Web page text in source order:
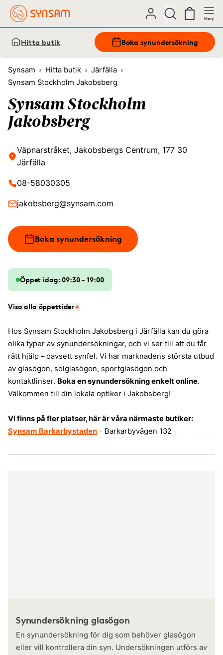
Meny
Hitta butik Boka synundersökning
Synsam Hitta butik
Järfälla
Synsam Stockholm Jakobsberg
Synsam Stockholm
Jakobsberg
Väpnarstråket, Jakobsbergs Centrum, 177 30
Järfälla
08-58030305
jakobsberg@synsam.com
Boka synundersökning
Öppet idag: 09:30 - 19:00
Visa alla öppettider
Hos Synsam Stockholm Jakobsberg i Järfälla kan du göra
olika typer av synundersökningar, och vi ser till att du får
rätt hjälp – oavsett synfel. Vi har marknadens största utbud
av glasögon, solglasögon, sportglasögon och
kontaktlinser. Boka en synundersökning enkelt online.
Välkommen till din lokala optiker i Jakobsberg!
Vi finns på fler platser, här är våra närmaste butiker:
Synsam Barkarbystaden - Barkarbyvägen 132
Synundersökning glasögon
En synundersökning för dig som behöver glasögon
eller vill kontrollera din syn. Undersökningen utförs av